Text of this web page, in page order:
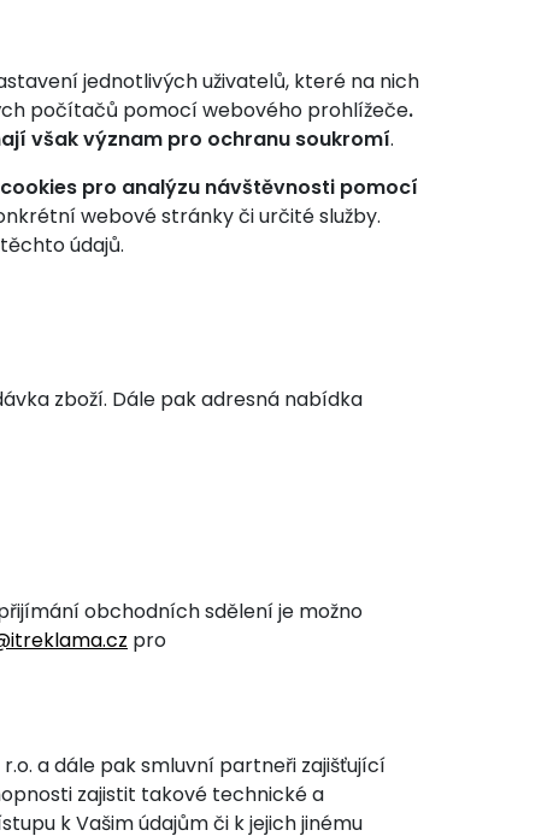
jednotlivých uživatelů, které na nich
počítačů pomocí webového prohlížeče.
však význam pro ochranu soukromí.
pro analýzu návštěvnosti pomocí
webové stránky či určité služby.
údajů.
zboží. Dále pak adresná nabídka
obchodních sdělení je možno
pro
a dále pak smluvní partneři zajišťující
zajistit takové technické a
k Vašim údajům či k jejich jinému